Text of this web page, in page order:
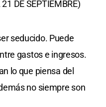
DE SEPTIEMBRE)
seducido. Puede
gastos e ingresos.
lo que piensa del
no siempre son